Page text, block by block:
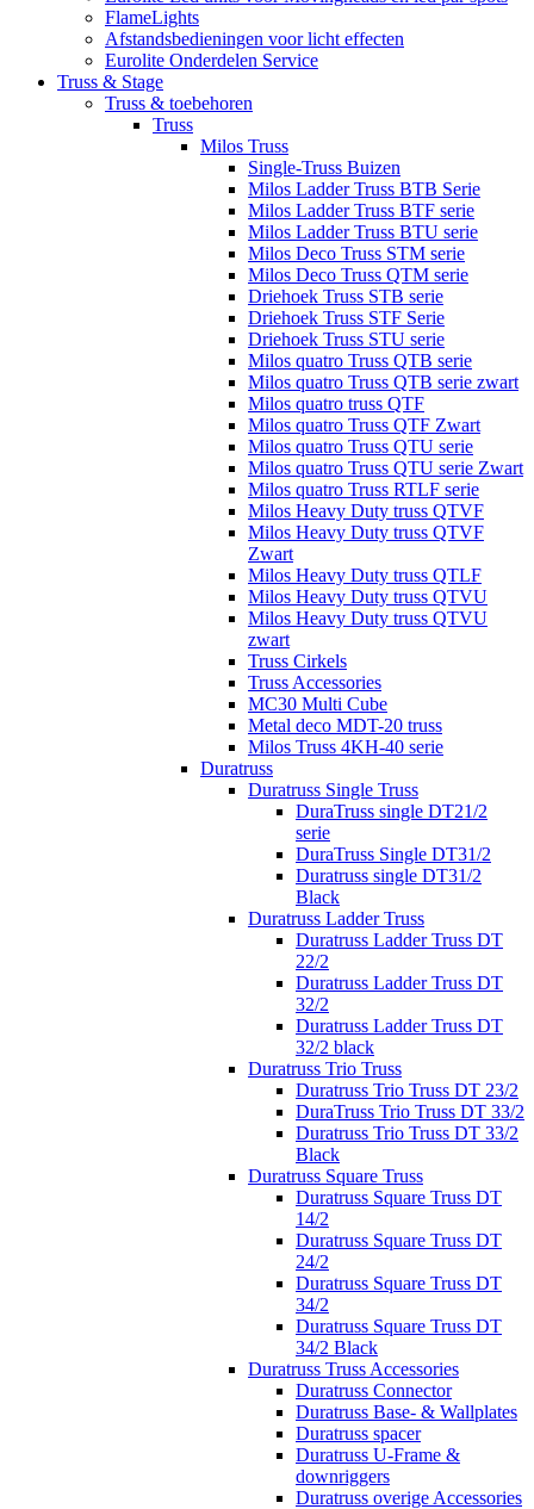
FlameLights
Afstandsbedieningen voor licht effecten
Eurolite Onderdelen Service
Truss & Stage
Truss & toebehoren
Truss
Milos Truss
Single-Truss Buizen
Milos Ladder Truss BTB Serie
Milos Ladder Truss BTF serie
Milos Ladder Truss BTU serie
Milos Deco Truss STM serie
Milos Deco Truss QTM serie
Driehoek Truss STB serie
Driehoek Truss STF Serie
Driehoek Truss STU serie
Milos quatro Truss QTB serie
Milos quatro Truss QTB serie zwart
Milos quatro truss QTF
Milos quatro Truss QTF Zwart
Milos quatro Truss QTU serie
Milos quatro Truss QTU serie Zwart
Milos quatro Truss RTLF serie
Milos Heavy Duty truss QTVF
Milos Heavy Duty truss QTVF
Zwart
Milos Heavy Duty truss QTLF
Milos Heavy Duty truss QTVU
Milos Heavy Duty truss QTVU
zwart
Truss Cirkels
Truss Accessories
MC30 Multi Cube
Metal deco MDT-20 truss
Milos Truss 4KH-40 serie
Duratruss
Duratruss Single Truss
DuraTruss single DT21/2
serie
DuraTruss Single DT31/2
Duratruss single DT31/2
Black
Duratruss Ladder Truss
Duratruss Ladder Truss DT
22/2
Duratruss Ladder Truss DT
32/2
Duratruss Ladder Truss DT
32/2 black
Duratruss Trio Truss
Duratruss Trio Truss DT 23/2
DuraTruss Trio Truss DT 33/2
Duratruss Trio Truss DT 33/2
Black
Duratruss Square Truss
Duratruss Square Truss DT
14/2
Duratruss Square Truss DT
24/2
Duratruss Square Truss DT
34/2
Duratruss Square Truss DT
34/2 Black
Duratruss Truss Accessories
Duratruss Connector
Duratruss Base- & Wallplates
Duratruss spacer
Duratruss U-Frame &
downriggers
Duratruss overige Accessories